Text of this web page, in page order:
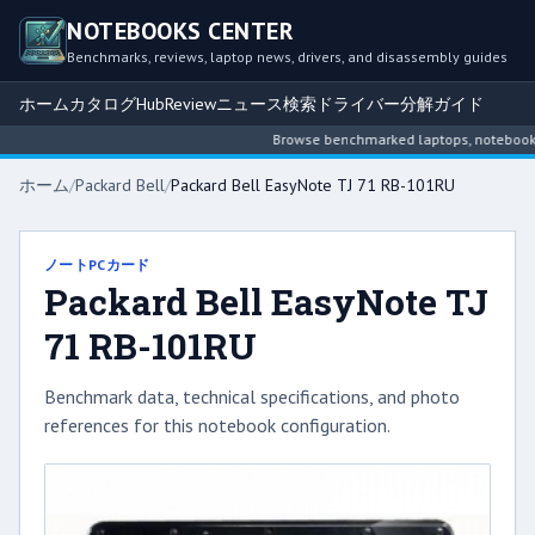
NOTEBOOKS CENTER
Benchmarks, reviews, laptop news, drivers, and disassembly guides
ホームカタログHubReviewニュース検索 ドライバー分解ガイド
Browse benchmarked laptops, notebook
ホーム/Packard Bell/Packard Bell EasyNote TJ 71 RB-101RU
ノートPCカード
Packard Bell EasyNote TJ
71 RB-101RU
Benchmark data, technical specifications, and photo
references for this notebook configuration.